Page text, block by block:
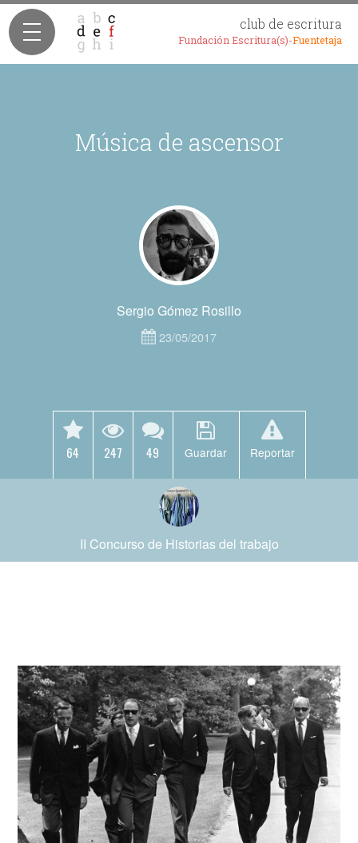
club de escritura
Fundación Escritura(s)-Fuentetaja
Música de ascensor
Sergio Gómez Rosillo
23/05/2017
64 247 49 Guardar Reportar
II Concurso de Historias del trabajo